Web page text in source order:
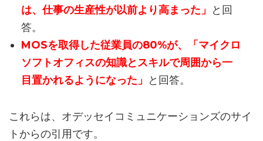
は、仕事の生産性が以前より高まった」 と回
答。
MOSを取得した従業員の80%が、「マイクロ
ソフトオフィスの知識とスキルで周囲から一
目置かれるようになった」 と回答。
これらは、オデッセイコミュニケーションズのサイ
トからの引用です。